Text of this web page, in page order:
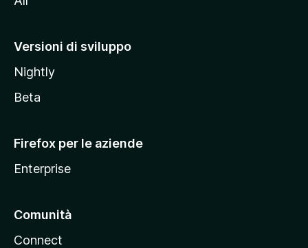
t
M
z
i
a
Versioni di sviluppo
Nightly
Beta
Firefox per le aziende
Enterprise
Comunità
Connect